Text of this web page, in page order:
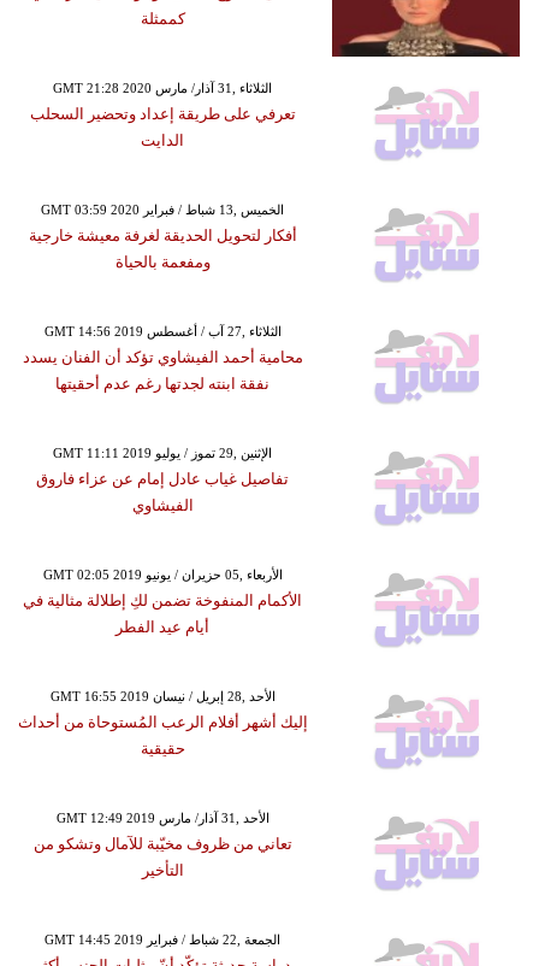
كممثلة
GMT 21:28 2020 الثلاثاء ,31 آذار/ مارس
تعرفي على طريقة إعداد وتحضير السحلب
الدايت
GMT 03:59 2020 الخميس ,13 شباط / فبراير
أفكار لتحويل الحديقة لغرفة معيشة خارجية
ومفعمة بالحياة
GMT 14:56 2019 الثلاثاء ,27 آب / أغسطس
محامية أحمد الفيشاوي تؤكد أن الفنان يسدد
نفقة ابنته لجدتها رغم عدم أحقيتها
GMT 11:11 2019 الإثنين ,29 تموز / يوليو
تفاصيل غياب عادل إمام عن عزاء فاروق
الفيشاوي
GMT 02:05 2019 الأربعاء ,05 حزيران / يونيو
الأكمام المنفوخة تضمن لكِ إطلالة مثالية في
أيام عيد الفطر
GMT 16:55 2019 الأحد ,28 إبريل / نيسان
إليك أشهر أفلام الرعب المُستوحاة من أحداث
حقيقية
GMT 12:49 2019 الأحد ,31 آذار/ مارس
تعاني من ظروف مخيّبة للآمال وتشكو من
التأخير
GMT 14:45 2019 الجمعة ,22 شباط / فبراير